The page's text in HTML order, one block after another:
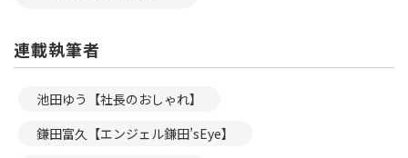
連載執筆者
池田ゆう【社長のおしゃれ】
鎌田富久【エンジェル鎌田’sEye】